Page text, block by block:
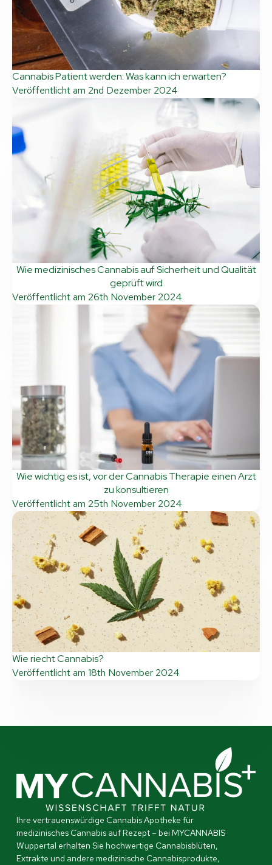
Cannabis Patient werden: Was kann ich erwarten?
Veröffentlicht am 2nd Dezember 2024
Wie medizinisches Cannabis auf Sicherheit und Qualität
geprüft wird
Veröffentlicht am 26th November 2024
Wie wichtig es ist, vor der Cannabis Therapie einen Arzt
zu konsultieren
Veröffentlicht am 25th November 2024
Wie riecht Cannabis?
Veröffentlicht am 18th November 2024
Ihre vertrauenswürdige Cannabis Apotheke für
medizinisches Cannabis auf Rezept – bei MYCANNABIS
Wuppertal erhalten Sie hochwertige Cannabisblüten,
Extrakte und andere medizinische Cannabisprodukte,